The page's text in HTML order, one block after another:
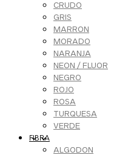
CRUDO
GRIS
MARRON
MORADO
NARANJA
NEON / FLUOR
NEGRO
ROJO
ROSA
TURQUESA
VERDE
FIBRA
ALGODON